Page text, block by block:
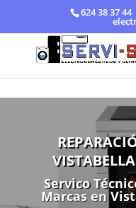
624 38 37 44
Servico
Marcas en